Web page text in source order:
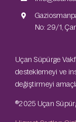
No: 29/1,
Uçan Süpürge
desteklemeyi ve
değiştirmeyi
®2025 Uçan